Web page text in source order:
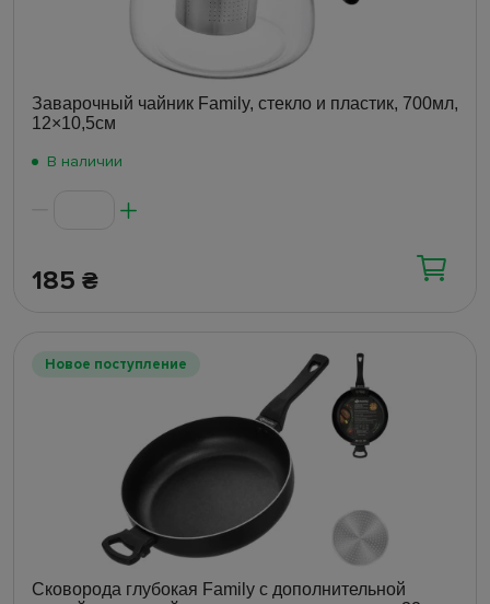
Заварочный чайник Family, стекло и пластик, 700мл,
12×10,5см
В наличии
185 ₴
Новое поступление
Сковорода глубокая Family с дополнительной